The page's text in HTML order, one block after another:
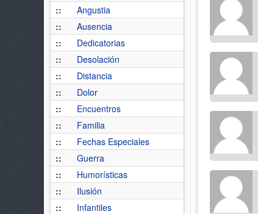
::
Angustia
::
Ausencia
::
Dedicatorias
::
Desolación
::
Distancia
::
Dolor
::
Encuentros
::
Familia
::
Fechas Especiales
::
Guerra
::
Humorísticas
::
Ilusión
::
Infantiles